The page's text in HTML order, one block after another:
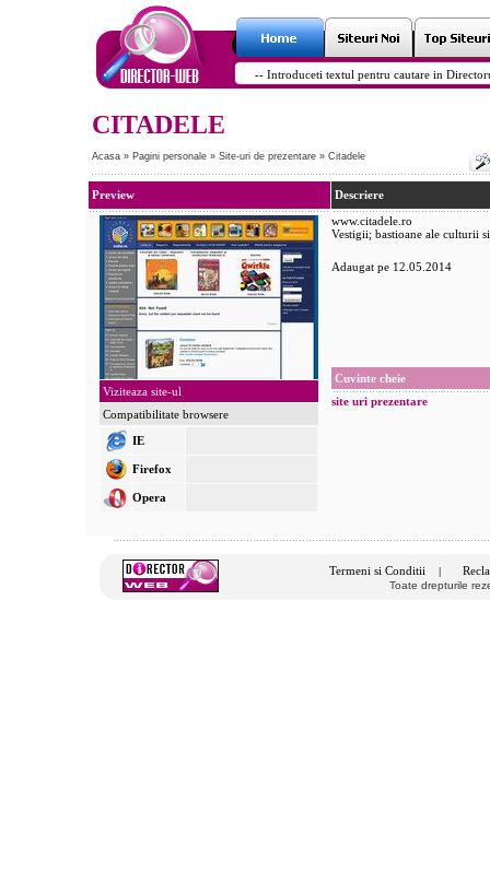
CITADELE
Acasa » Pagini personale » Site-uri de prezentare » Citadele
Preview
Viziteaza site-ul
Compatibilitate browsere
IE
Firefox
Opera
Descriere
www.citadele.ro
Vestigii; bastioane ale culturii
Adaugat pe 12.05.2014
Cuvinte cheie
site uri prezentare
Termeni si Conditii
Toate drepturile